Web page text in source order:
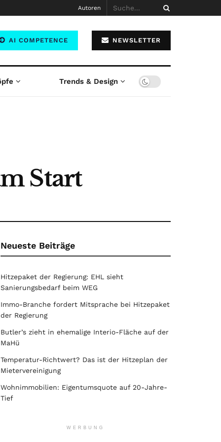
Autoren
AI COMPETENCE NEWSLETTER
Trends & Design
Start
Neueste Beiträge
Hitzepaket der Regierung: EHL sieht
Sanierungsbedarf beim WEG
Immo-Branche fordert Mitsprache bei Hitzepaket
der Regierung
Butler’s zieht in ehemalige Interio-Fläche auf der
MaHü
Temperatur-Richtwert? Das ist der Hitzeplan der
Mietervereinigung
Wohnimmobilien: Eigentumsquote auf 20-Jahre-
Tief
WERBUNG